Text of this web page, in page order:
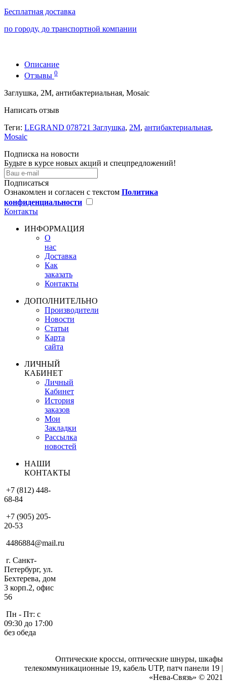
Бесплатная доставка
по городу, до транспортной компании
Описание
Отзывы 0
Заглушка, 2М, антибактериальная, Mosaic
Написать отзыв
Теги: LEGRAND 078721 Заглушка, 2М, антибактериальная,
Mosaic
Подписка на новости
Будьте в курсе новых акций и спецпредложений!
Подписаться
Ознакомлен и согласен с текстом Политика
конфиденциальности
Контакты
ИНФОРМАЦИЯ
О
нас
Доставка
Как
заказать
Контакты
ДОПОЛНИТЕЛЬНО
Производители
Новости
Статьи
Карта
сайта
ЛИЧНЫЙ
КАБИНЕТ
Личный
Кабинет
История
заказов
Мои
Закладки
Рассылка
новостей
НАШИ
КОНТАКТЫ
+7 (812) 448-
68-84
+7 (905) 205-
20-53
4486884@mail.ru
г. Санкт-
Петербург, ул.
Бехтерева, дом
3 корп.2, офис
56
Пн - Пт: с
09:30 до 17:00
без обеда
Оптические кроссы, оптические шнуры, шкафы
телекоммуникационные 19, кабель UTP, патч панели 19 |
«Нева-Связь» © 2021